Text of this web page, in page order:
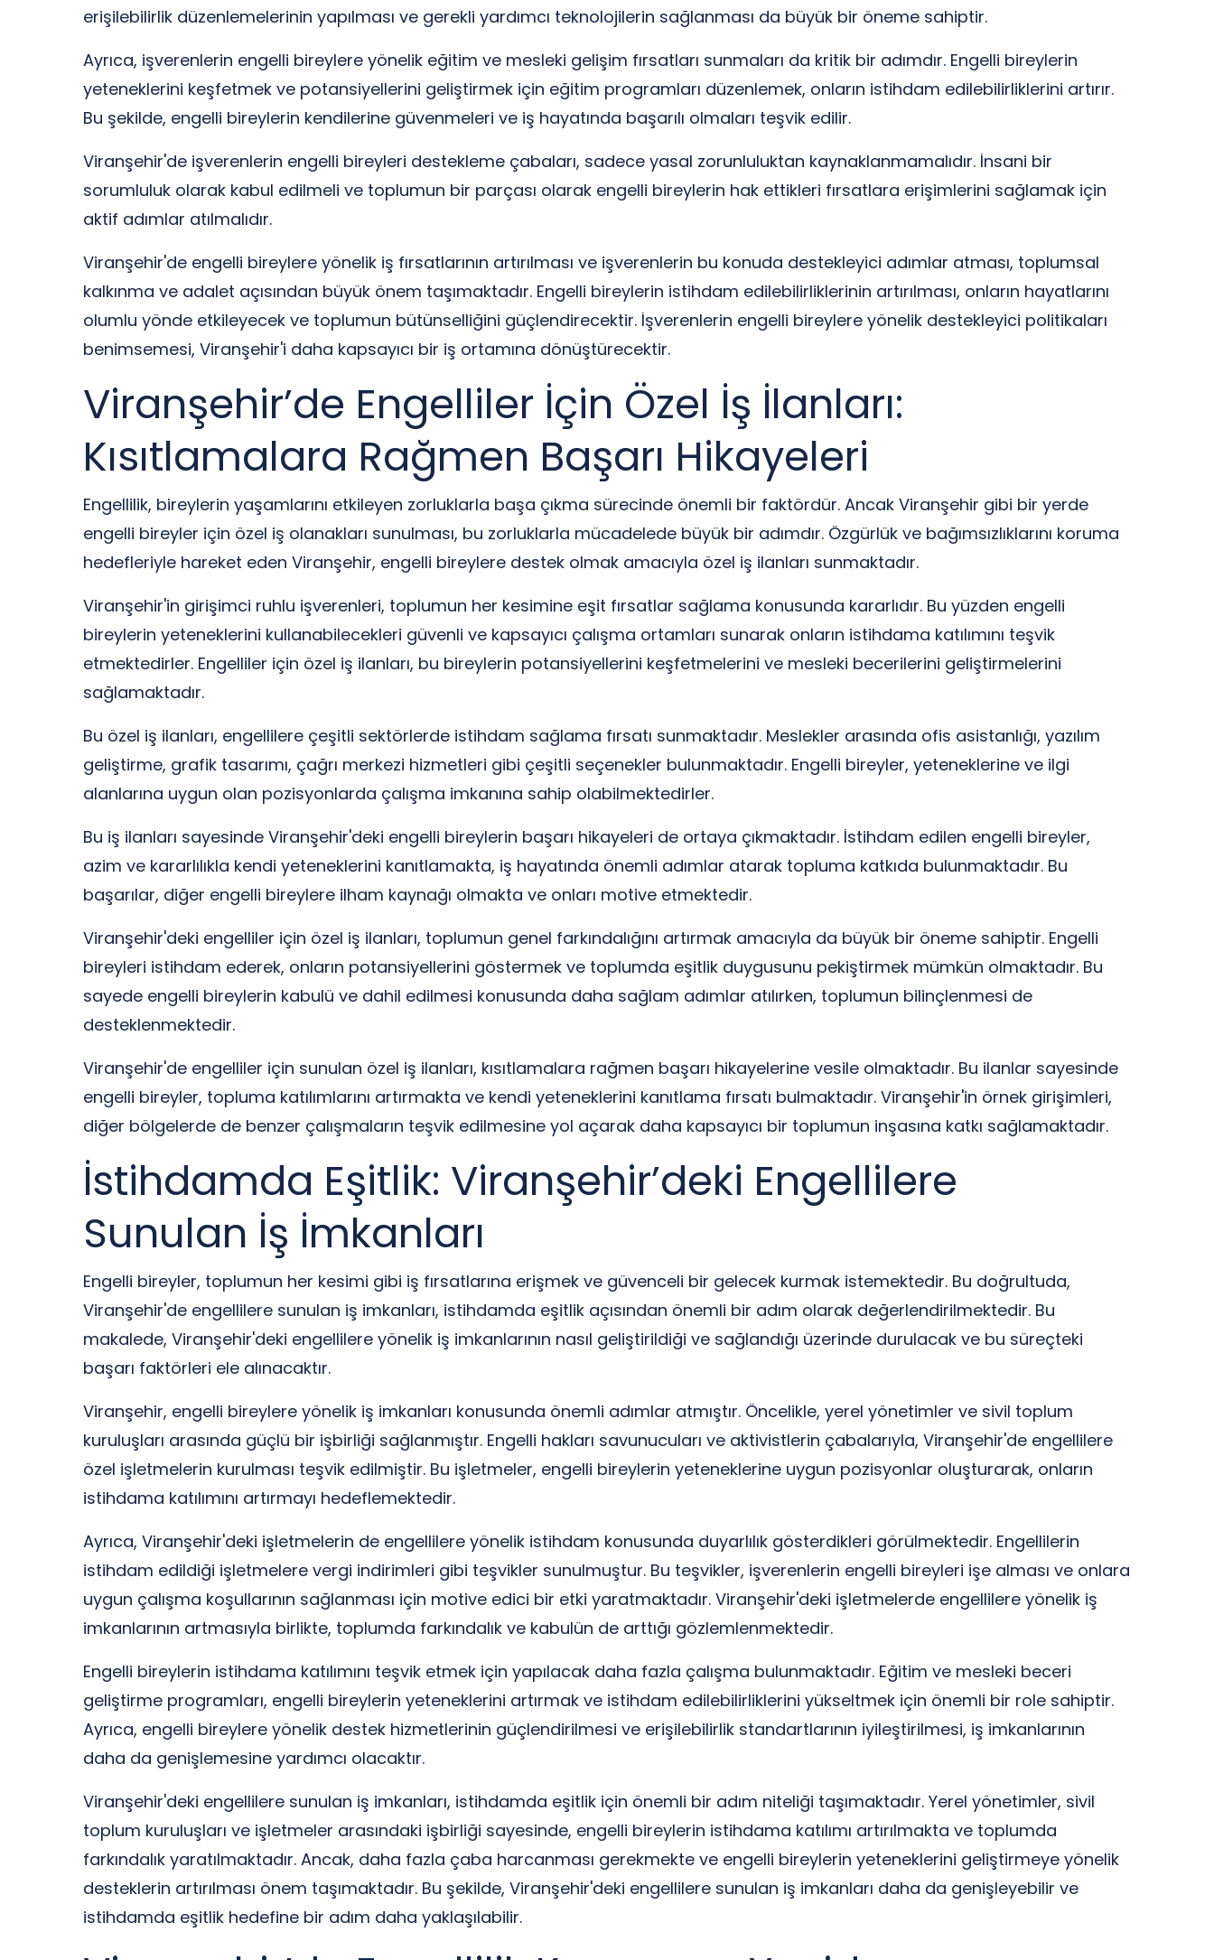
erişilebilirlik düzenlemelerinin yapılması ve gerekli yardımcı teknolojilerin sağlanması da büyük bir öneme sahiptir.
Ayrıca, işverenlerin engelli bireylere yönelik eğitim ve mesleki gelişim fırsatları sunmaları da kritik bir adımdır. Engelli bireylerin
yeteneklerini keşfetmek ve potansiyellerini geliştirmek için eğitim programları düzenlemek, onların istihdam edilebilirliklerini artırır.
Bu şekilde, engelli bireylerin kendilerine güvenmeleri ve iş hayatında başarılı olmaları teşvik edilir.
Viranşehir'de işverenlerin engelli bireyleri destekleme çabaları, sadece yasal zorunluluktan kaynaklanmamalıdır. İnsani bir
sorumluluk olarak kabul edilmeli ve toplumun bir parçası olarak engelli bireylerin hak ettikleri fırsatlara erişimlerini sağlamak için
aktif adımlar atılmalıdır.
Viranşehir'de engelli bireylere yönelik iş fırsatlarının artırılması ve işverenlerin bu konuda destekleyici adımlar atması, toplumsal
kalkınma ve adalet açısından büyük önem taşımaktadır. Engelli bireylerin istihdam edilebilirliklerinin artırılması, onların hayatlarını
olumlu yönde etkileyecek ve toplumun bütünselliğini güçlendirecektir. İşverenlerin engelli bireylere yönelik destekleyici politikaları
benimsemesi, Viranşehir'i daha kapsayıcı bir iş ortamına dönüştürecektir.
Viranşehir’de Engelliler İçin Özel İş İlanları:
Kısıtlamalara Rağmen Başarı Hikayeleri
Engellilik, bireylerin yaşamlarını etkileyen zorluklarla başa çıkma sürecinde önemli bir faktördür. Ancak Viranşehir gibi bir yerde
engelli bireyler için özel iş olanakları sunulması, bu zorluklarla mücadelede büyük bir adımdır. Özgürlük ve bağımsızlıklarını koruma
hedefleriyle hareket eden Viranşehir, engelli bireylere destek olmak amacıyla özel iş ilanları sunmaktadır.
Viranşehir'in girişimci ruhlu işverenleri, toplumun her kesimine eşit fırsatlar sağlama konusunda kararlıdır. Bu yüzden engelli
bireylerin yeteneklerini kullanabilecekleri güvenli ve kapsayıcı çalışma ortamları sunarak onların istihdama katılımını teşvik
etmektedirler. Engelliler için özel iş ilanları, bu bireylerin potansiyellerini keşfetmelerini ve mesleki becerilerini geliştirmelerini
sağlamaktadır.
Bu özel iş ilanları, engellilere çeşitli sektörlerde istihdam sağlama fırsatı sunmaktadır. Meslekler arasında ofis asistanlığı, yazılım
geliştirme, grafik tasarımı, çağrı merkezi hizmetleri gibi çeşitli seçenekler bulunmaktadır. Engelli bireyler, yeteneklerine ve ilgi
alanlarına uygun olan pozisyonlarda çalışma imkanına sahip olabilmektedirler.
Bu iş ilanları sayesinde Viranşehir'deki engelli bireylerin başarı hikayeleri de ortaya çıkmaktadır. İstihdam edilen engelli bireyler,
azim ve kararlılıkla kendi yeteneklerini kanıtlamakta, iş hayatında önemli adımlar atarak topluma katkıda bulunmaktadır. Bu
başarılar, diğer engelli bireylere ilham kaynağı olmakta ve onları motive etmektedir.
Viranşehir'deki engelliler için özel iş ilanları, toplumun genel farkındalığını artırmak amacıyla da büyük bir öneme sahiptir. Engelli
bireyleri istihdam ederek, onların potansiyellerini göstermek ve toplumda eşitlik duygusunu pekiştirmek mümkün olmaktadır. Bu
sayede engelli bireylerin kabulü ve dahil edilmesi konusunda daha sağlam adımlar atılırken, toplumun bilinçlenmesi de
desteklenmektedir.
Viranşehir'de engelliler için sunulan özel iş ilanları, kısıtlamalara rağmen başarı hikayelerine vesile olmaktadır. Bu ilanlar sayesinde
engelli bireyler, topluma katılımlarını artırmakta ve kendi yeteneklerini kanıtlama fırsatı bulmaktadır. Viranşehir'in örnek girişimleri,
diğer bölgelerde de benzer çalışmaların teşvik edilmesine yol açarak daha kapsayıcı bir toplumun inşasına katkı sağlamaktadır.
İstihdamda Eşitlik: Viranşehir’deki Engellilere
Sunulan İş İmkanları
Engelli bireyler, toplumun her kesimi gibi iş fırsatlarına erişmek ve güvenceli bir gelecek kurmak istemektedir. Bu doğrultuda,
Viranşehir'de engellilere sunulan iş imkanları, istihdamda eşitlik açısından önemli bir adım olarak değerlendirilmektedir. Bu
makalede, Viranşehir'deki engellilere yönelik iş imkanlarının nasıl geliştirildiği ve sağlandığı üzerinde durulacak ve bu süreçteki
başarı faktörleri ele alınacaktır.
Viranşehir, engelli bireylere yönelik iş imkanları konusunda önemli adımlar atmıştır. Öncelikle, yerel yönetimler ve sivil toplum
kuruluşları arasında güçlü bir işbirliği sağlanmıştır. Engelli hakları savunucuları ve aktivistlerin çabalarıyla, Viranşehir'de engellilere
özel işletmelerin kurulması teşvik edilmiştir. Bu işletmeler, engelli bireylerin yeteneklerine uygun pozisyonlar oluşturarak, onların
istihdama katılımını artırmayı hedeflemektedir.
Ayrıca, Viranşehir'deki işletmelerin de engellilere yönelik istihdam konusunda duyarlılık gösterdikleri görülmektedir. Engellilerin
istihdam edildiği işletmelere vergi indirimleri gibi teşvikler sunulmuştur. Bu teşvikler, işverenlerin engelli bireyleri işe alması ve onlara
uygun çalışma koşullarının sağlanması için motive edici bir etki yaratmaktadır. Viranşehir'deki işletmelerde engellilere yönelik iş
imkanlarının artmasıyla birlikte, toplumda farkındalık ve kabulün de arttığı gözlemlenmektedir.
Engelli bireylerin istihdama katılımını teşvik etmek için yapılacak daha fazla çalışma bulunmaktadır. Eğitim ve mesleki beceri
geliştirme programları, engelli bireylerin yeteneklerini artırmak ve istihdam edilebilirliklerini yükseltmek için önemli bir role sahiptir.
Ayrıca, engelli bireylere yönelik destek hizmetlerinin güçlendirilmesi ve erişilebilirlik standartlarının iyileştirilmesi, iş imkanlarının
daha da genişlemesine yardımcı olacaktır.
Viranşehir'deki engellilere sunulan iş imkanları, istihdamda eşitlik için önemli bir adım niteliği taşımaktadır. Yerel yönetimler, sivil
toplum kuruluşları ve işletmeler arasındaki işbirliği sayesinde, engelli bireylerin istihdama katılımı artırılmakta ve toplumda
farkındalık yaratılmaktadır. Ancak, daha fazla çaba harcanması gerekmekte ve engelli bireylerin yeteneklerini geliştirmeye yönelik
desteklerin artırılması önem taşımaktadır. Bu şekilde, Viranşehir'deki engellilere sunulan iş imkanları daha da genişleyebilir ve
istihdamda eşitlik hedefine bir adım daha yaklaşılabilir.